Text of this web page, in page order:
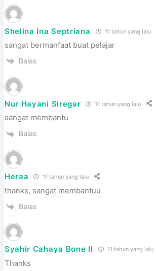
Shelina Ina Septriana 11 tahun yang lalu
sangat bermanfaat buat pelajar
Balas
Nur Hayani Siregar 11 tahun yang lalu
sangat membantu
Balas
Heraa 11 tahun yang lalu
thanks, sangat membantuu
Balas
Syahir Cahaya Bone II 11 tahun yang lalu
Thanks